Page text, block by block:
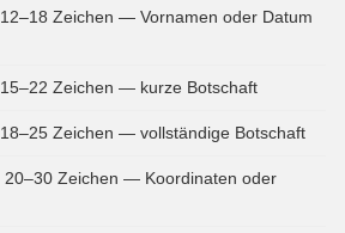
12–18 Zeichen — Vornamen oder Datum
15–22 Zeichen — kurze Botschaft
18–25 Zeichen — vollständige Botschaft
20–30 Zeichen — Koordinaten oder